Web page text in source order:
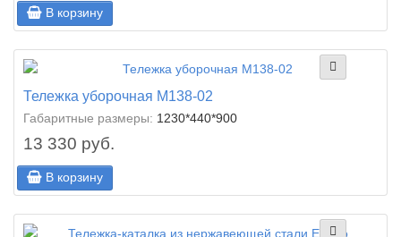
В корзину
Тележка уборочная М138-02
Габаритные размеры: 1230*440*900
13 330 руб.
В корзину